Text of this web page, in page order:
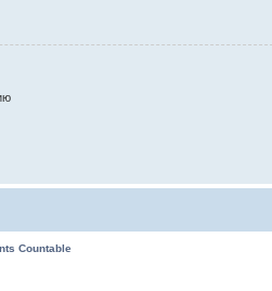
Countable